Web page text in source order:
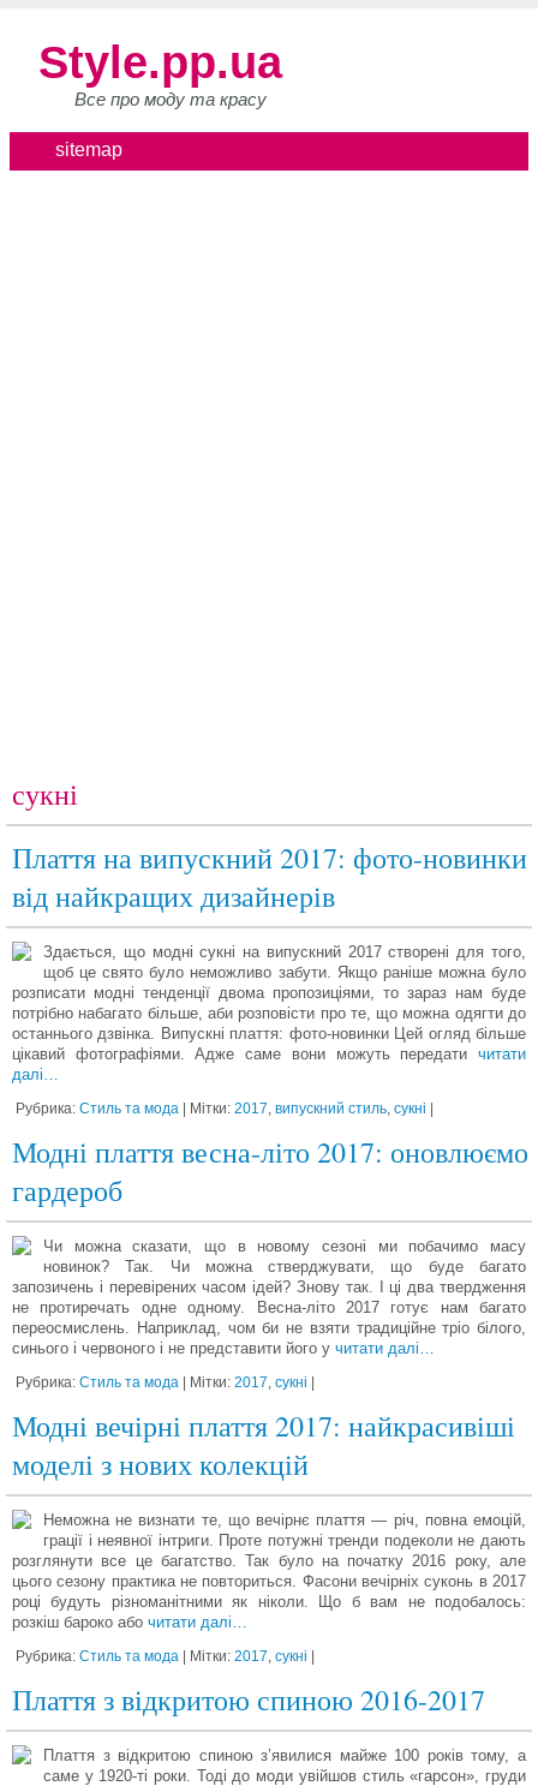
Style.pp.ua
Все про моду та красу
sitemap
сукні
Плаття на випускний 2017: фото-новинки
від найкращих дизайнерів
Здається, що модні сукні на випускний 2017 створені для того,
щоб це свято було неможливо забути. Якщо раніше можна було
розписати модні тенденції двома пропозиціями, то зараз нам буде
потрібно набагато більше, аби розповісти про те, що можна одягти до
останнього дзвінка. Випускні плаття: фото-новинки Цей огляд більше
цікавий фотографіями. Адже саме вони можуть передати читати
далі…
Рубрика: Стиль та мода | Мітки: 2017, випускний стиль, сукні
Модні плаття весна-літо 2017: оновлюємо
гардероб
Чи можна сказати, що в новому сезоні ми побачимо масу
новинок? Так. Чи можна стверджувати, що буде багато
запозичень і перевірених часом ідей? Знову так. І ці два твердження
не протиречать одне одному. Весна-літо 2017 готує нам багато
переосмислень. Наприклад, чом би не взяти традиційне тріо білого,
синього і червоного і не представити його у читати далі…
Рубрика: Стиль та мода | Мітки: 2017, сукні
Модні вечірні плаття 2017: найкрасивіші
моделі з нових колекцій
Неможна не визнати те, що вечірнє плаття — річ, повна емоцій,
грації і неявної інтриги. Проте потужні тренди подеколи не дають
розглянути все це багатство. Так було на початку 2016 року, але
цього сезону практика не повториться. Фасони вечірніх суконь в 2017
році будуть різноманітними як ніколи. Що б вам не подобалось:
розкіш бароко або читати далі…
Рубрика: Стиль та мода | Мітки: 2017, сукні
Плаття з відкритою спиною 2016-2017
Плаття з відкритою спиною з’явилися майже 100 років тому, а
саме у 1920-ті роки. Тоді до моди увійшов стиль «гарсон», груди